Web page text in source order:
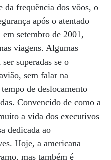
da frequência dos vôos, o
após o atentado
setembro de 2001,
viagens. Algumas
superadas se o
sem falar na
de deslocamento
Convencido de como a
a vida dos executivos
dedicada ao
Hoje, a americana
mas também é